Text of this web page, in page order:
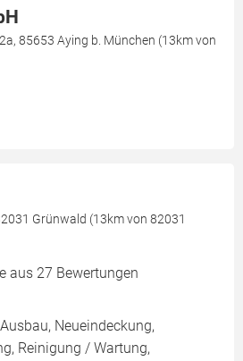
85653 Aying b. München (13km von
Grünwald (13km von 82031
aus 27 Bewertungen
Neueindeckung,
Reinigung / Wartung,